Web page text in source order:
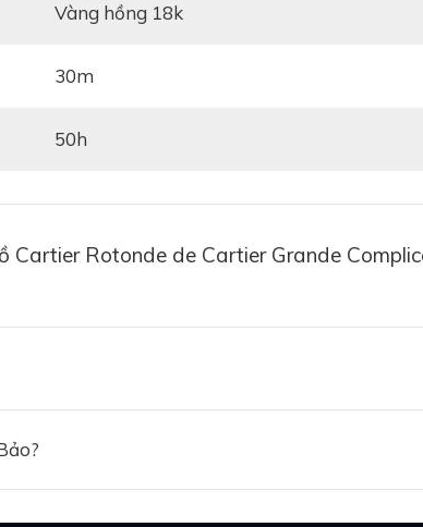
Vàng hồng 18k
30m
50h
Cartier Rotonde de Cartier Grande